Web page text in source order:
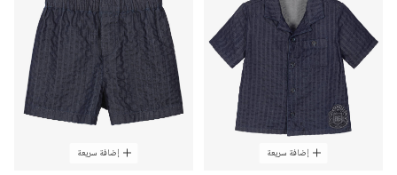
إضافة سريعة إضافة سريعة